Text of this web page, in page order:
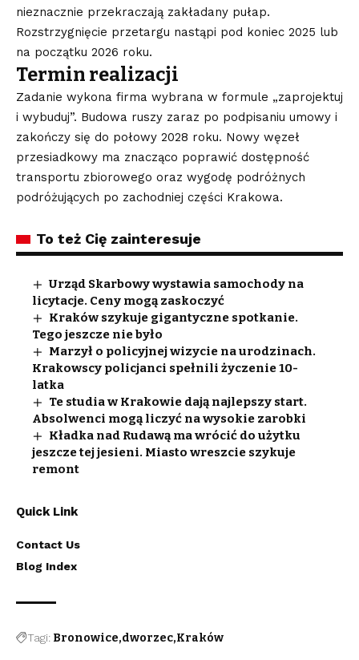
nieznacznie przekraczają zakładany pułap.
Rozstrzygnięcie przetargu nastąpi pod koniec 2025 lub
na początku 2026 roku.
Termin realizacji
Zadanie wykona firma wybrana w formule „zaprojektuj
i wybuduj”. Budowa ruszy zaraz po podpisaniu umowy i
zakończy się do połowy 2028 roku. Nowy węzeł
przesiadkowy ma znacząco poprawić dostępność
transportu zbiorowego oraz wygodę podróżnych
podróżujących po zachodniej części Krakowa.
To też Cię zainteresuje
Urząd Skarbowy wystawia samochody na
licytacje. Ceny mogą zaskoczyć
Kraków szykuje gigantyczne spotkanie.
Tego jeszcze nie było
Marzył o policyjnej wizycie na urodzinach.
Krakowscy policjanci spełnili życzenie 10-
latka
Te studia w Krakowie dają najlepszy start.
Absolwenci mogą liczyć na wysokie zarobki
Kładka nad Rudawą ma wrócić do użytku
jeszcze tej jesieni. Miasto wreszcie szykuje
remont
Quick Link
Contact Us
Blog Index
Tagi: Bronowice dworzec Kraków